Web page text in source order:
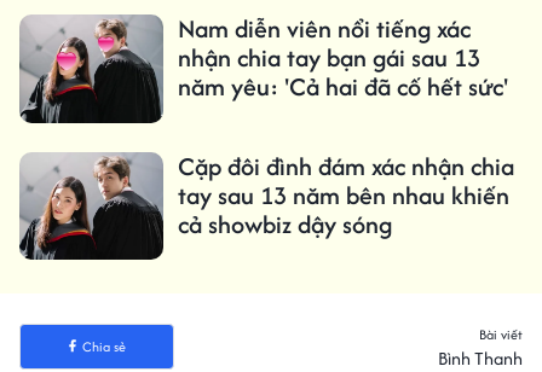
Nam diễn viên nổi tiếng xác
nhận chia tay bạn gái sau 13
năm yêu: 'Cả hai đã cố hết sức'
Cặp đôi đình đám xác nhận chia
tay sau 13 năm bên nhau khiến
cả showbiz dậy sóng
Chia sẻ
Bài viết
Bình Thanh